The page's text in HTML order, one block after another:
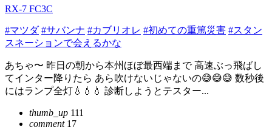
RX-7 FC3C
#マツダ #サバンナ #カブリオレ #初めての重篤災害 #スタン
スネーションで会えるかな
あちゃ〜 昨日の朝から本州ほぼ最西端まで 高速ぶっ飛ばし
てインター降りたら あら吹けないじゃないの😅😅😅 数秒後
にはランプ全灯💧💧💧 診断しようとテスター...
thumb_up 111
comment17